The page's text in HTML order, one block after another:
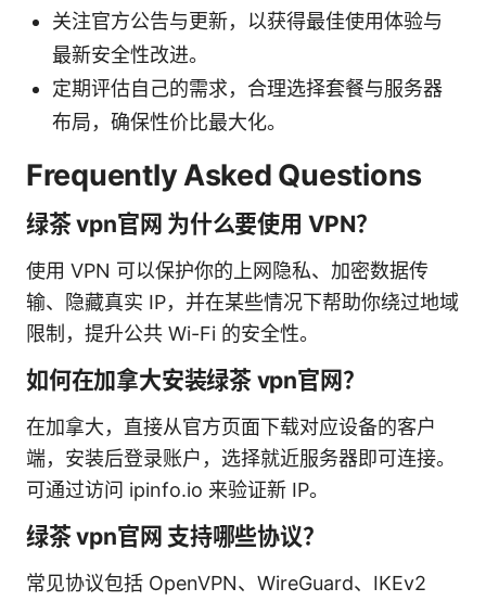
关注官方公告与更新，以获得最佳使用体验与
最新安全性改进。
定期评估自己的需求，合理选择套餐与服务器
布局，确保性价比最大化。
Frequently Asked Questions
绿茶 vpn官网 为什么要使用 VPN？
使用 VPN 可以保护你的上网隐私、加密数据传
输、隐藏真实 IP，并在某些情况下帮助你绕过地域
限制，提升公共 Wi-Fi 的安全性。
如何在加拿大安装绿茶 vpn官网？
在加拿大，直接从官方页面下载对应设备的客户
端，安装后登录账户，选择就近服务器即可连接。
可通过访问 ipinfo.io 来验证新 IP。
绿茶 vpn官网 支持哪些协议？
常见协议包括 OpenVPN、WireGuard、IKEv2